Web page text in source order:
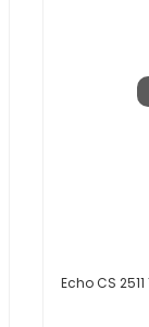
Echo CS